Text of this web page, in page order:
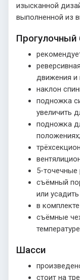
изысканной
выполненной из
Прогулочный
движения и
наклон
подножка
увеличить
подножка
положениях;
5-точечные
съёмный
или
в
съёмные
Шасси
стоит на